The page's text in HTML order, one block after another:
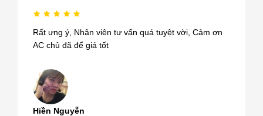
Rất ưng ý, Nhân viên tư vấn quá tuyệt vời, Cảm ơn
AC chủ đã để giá tốt
Hiền Nguyễn